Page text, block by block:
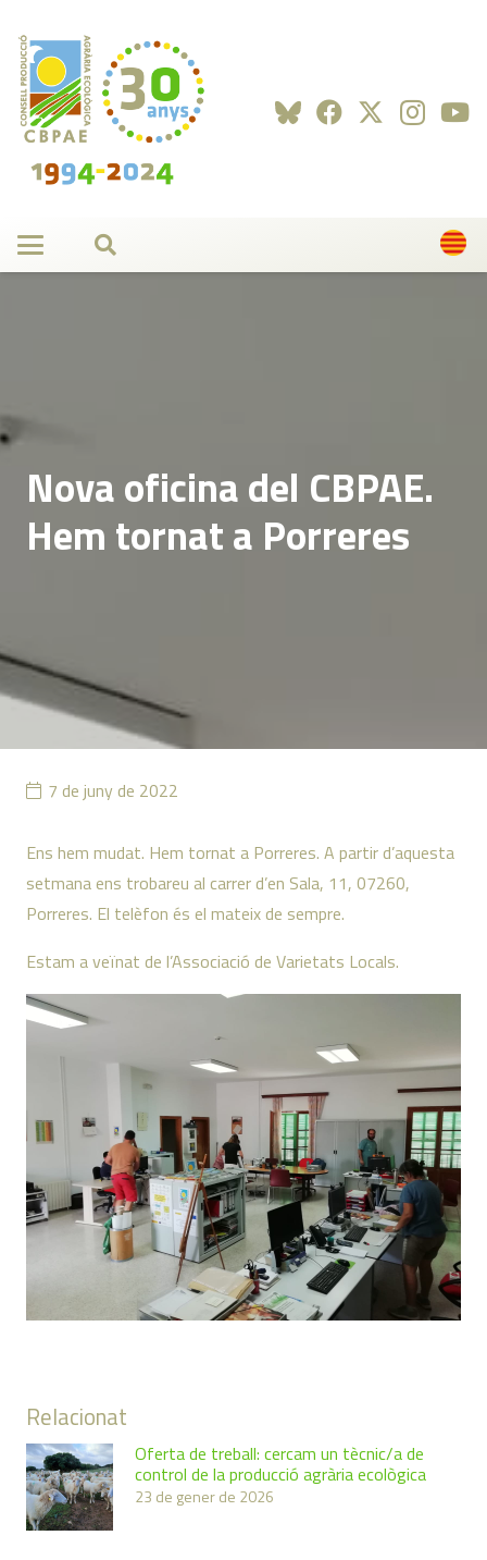
Nova oficina del CBPAE.
Hem tornat a Porreres
7 de juny de 2022
Ens hem mudat. Hem tornat a Porreres. A partir d’aquesta
setmana ens trobareu al carrer d’en Sala, 11, 07260,
Porreres. El telèfon és el mateix de sempre.
Estam a veïnat de l’Associació de Varietats Locals.
Relacionat
Oferta de treball: cercam un tècnic/a de
control de la producció agrària ecològica
23 de gener de 2026